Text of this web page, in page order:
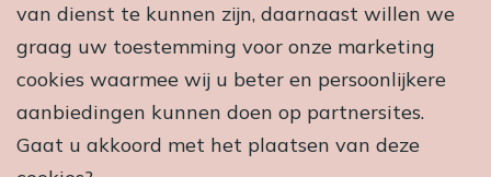
van dienst te kunnen zijn, daarnaast willen we
graag uw toestemming voor onze marketing
cookies waarmee wij u beter en persoonlijkere
aanbiedingen kunnen doen op partnersites.
Gaat u akkoord met het plaatsen van deze